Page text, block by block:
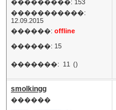
���������: 153
�����������:
12.09.2015
������: offline
������: 15
�������: 11 ()
smolkingg
������